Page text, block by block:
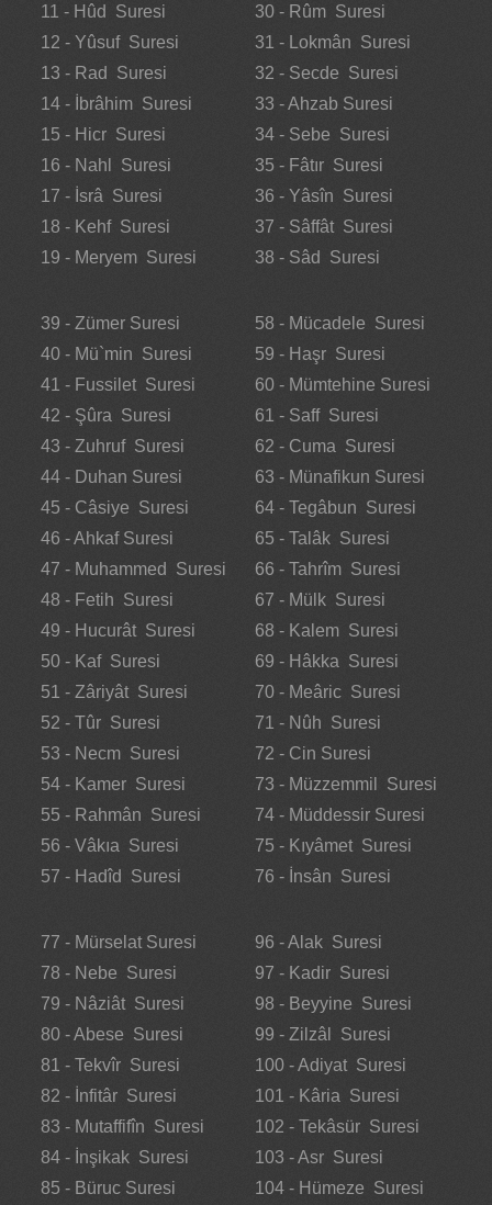
11 - Hûd Suresi
12 - Yûsuf Suresi
13 - Rad Suresi
14 - İbrâhim Suresi
15 - Hicr Suresi
16 - Nahl Suresi
17 - İsrâ Suresi
18 - Kehf Suresi
19 - Meryem Suresi
30 - Rûm Suresi
31 - Lokmân Suresi
32 - Secde Suresi
33 - Ahzab Suresi
34 - Sebe Suresi
35 - Fâtır Suresi
36 - Yâsîn Suresi
37 - Sâffât Suresi
38 - Sâd Suresi
39 - Zümer Suresi
40 - Mü`min Suresi
41 - Fussilet Suresi
42 - Şûra Suresi
43 - Zuhruf Suresi
44 - Duhan Suresi
45 - Câsiye Suresi
46 - Ahkaf Suresi
47 - Muhammed Suresi
48 - Fetih Suresi
49 - Hucurât Suresi
50 - Kaf Suresi
51 - Zâriyât Suresi
52 - Tûr Suresi
53 - Necm Suresi
54 - Kamer Suresi
55 - Rahmân Suresi
56 - Vâkıa Suresi
57 - Hadîd Suresi
58 - Mücadele Suresi
59 - Haşr Suresi
60 - Mümtehine Suresi
61 - Saff Suresi
62 - Cuma Suresi
63 - Münafikun Suresi
64 - Tegâbun Suresi
65 - Talâk Suresi
66 - Tahrîm Suresi
67 - Mülk Suresi
68 - Kalem Suresi
69 - Hâkka Suresi
70 - Meâric Suresi
71 - Nûh Suresi
72 - Cin Suresi
73 - Müzzemmil Suresi
74 - Müddessir Suresi
75 - Kıyâmet Suresi
76 - İnsân Suresi
77 - Mürselat Suresi
78 - Nebe Suresi
79 - Nâziât Suresi
80 - Abese Suresi
81 - Tekvîr Suresi
82 - İnfitâr Suresi
83 - Mutaffifîn Suresi
84 - İnşikak Suresi
85 - Büruc Suresi
96 - Alak Suresi
97 - Kadir Suresi
98 - Beyyine Suresi
99 - Zilzâl Suresi
100 - Adiyat Suresi
101 - Kâria Suresi
102 - Tekâsür Suresi
103 - Asr Suresi
104 - Hümeze Suresi